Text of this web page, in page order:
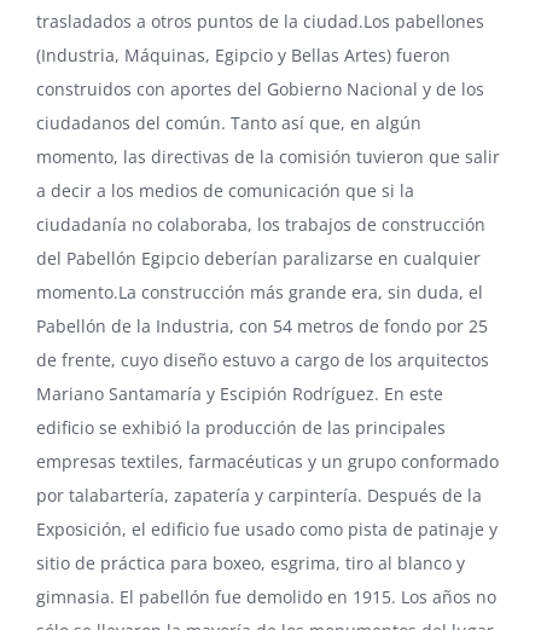
trasladados a otros puntos de la ciudad.Los pabellones
(Industria, Máquinas, Egipcio y Bellas Artes) fueron
construidos con aportes del Gobierno Nacional y de los
ciudadanos del común. Tanto así que, en algún
momento, las directivas de la comisión tuvieron que salir
a decir a los medios de comunicación que si la
ciudadanía no colaboraba, los trabajos de construcción
del Pabellón Egipcio deberían paralizarse en cualquier
momento.La construcción más grande era, sin duda, el
Pabellón de la Industria, con 54 metros de fondo por 25
de frente, cuyo diseño estuvo a cargo de los arquitectos
Mariano Santamaría y Escipión Rodríguez. En este
edificio se exhibió la producción de las principales
empresas textiles, farmacéuticas y un grupo conformado
por talabartería, zapatería y carpintería. Después de la
Exposición, el edificio fue usado como pista de patinaje y
sitio de práctica para boxeo, esgrima, tiro al blanco y
gimnasia. El pabellón fue demolido en 1915. Los años no